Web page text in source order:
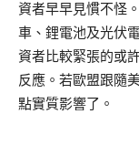
資者早早見慣不怪
車、鋰電池及光伏
資者比較緊張的或
反應。若歐盟跟隨
點實質影響了。